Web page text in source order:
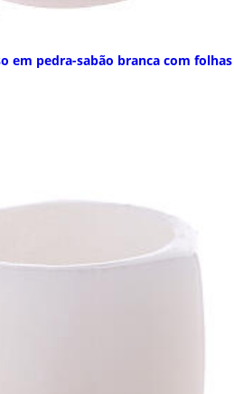
em pedra-sabão branca com folhas